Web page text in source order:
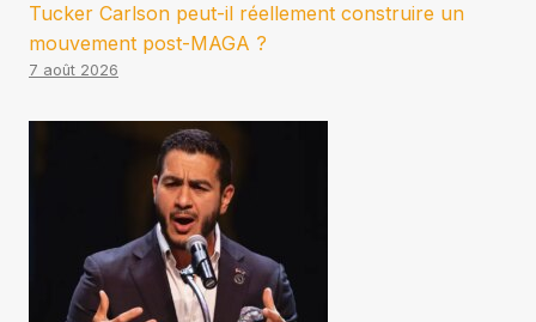
Tucker Carlson peut-il réellement construire un
mouvement post-MAGA ?
7 août 2026